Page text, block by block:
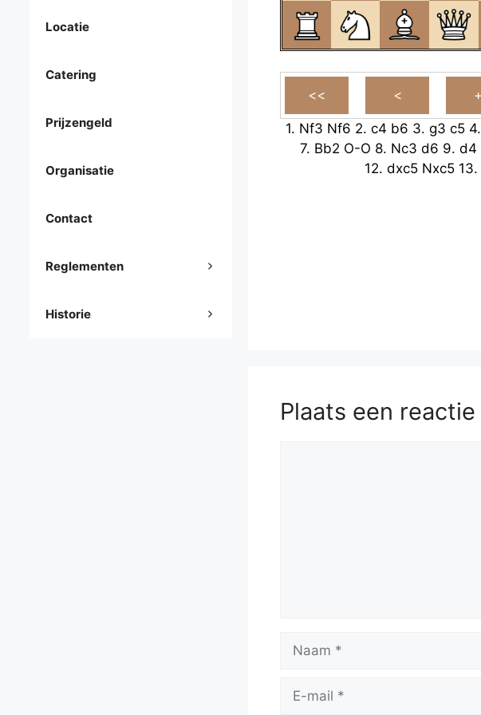
1. Nf3 Nf6 2. c4 b6 3. g3 c5 4.
7. Bb2 O-O 8. Nc3 d6 9. d4
12. dxc5 Nxc5 13.
Plaats een reactie
mail
Locatie
Catering
Prijzengeld
Organisatie
Contact
Reglementen
Historie